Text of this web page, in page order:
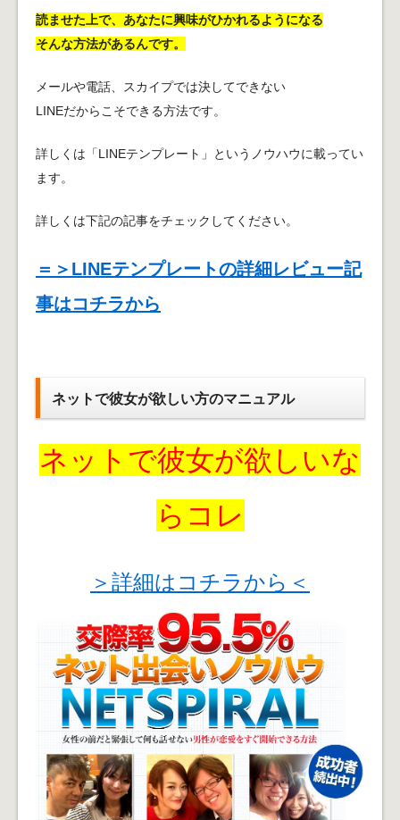
読ませた上で、あなたに興味がひかれるようになる
そんな方法があるんです。
メールや電話、スカイプでは決してできない
LINEだからこそできる方法です。
詳しくは「LINEテンプレート」というノウハウに載ってい
ます。
詳しくは下記の記事をチェックしてください。
＝＞LINEテンプレートの詳細レビュー記
事はコチラから
ネットで彼女が欲しい方のマニュアル
ネットで彼女が欲しいな
らコレ
＞詳細はコチラから＜